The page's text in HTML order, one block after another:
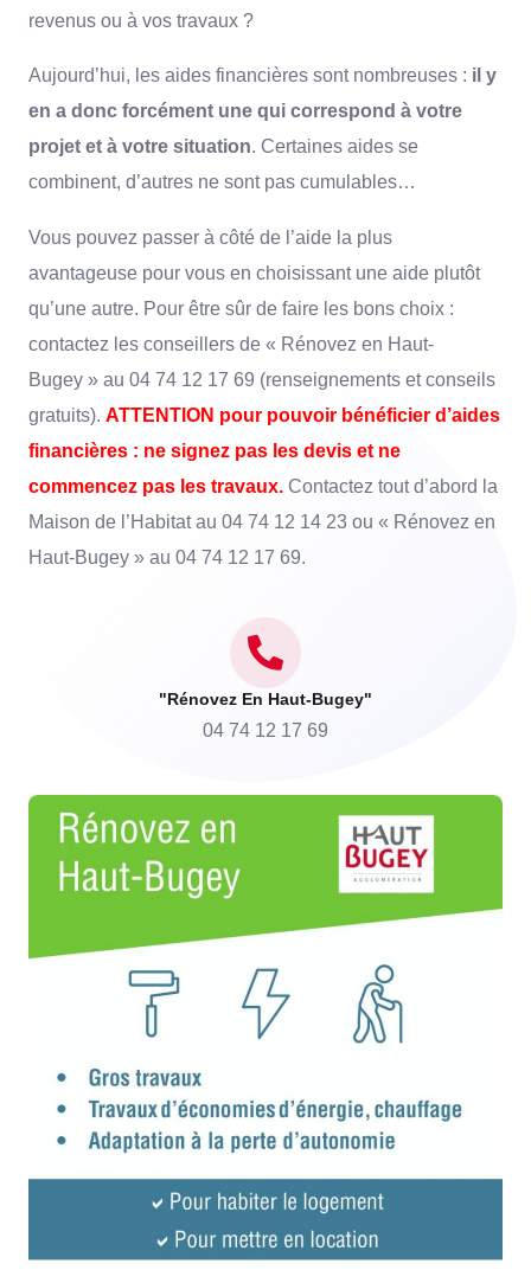
revenus ou à vos travaux ?
Aujourd’hui, les aides financières sont nombreuses : il y
en a donc forcément une qui correspond à votre
projet et à votre situation. Certaines aides se
combinent, d’autres ne sont pas cumulables…
Vous pouvez passer à côté de l’aide la plus
avantageuse pour vous en choisissant une aide plutôt
qu’une autre. Pour être sûr de faire les bons choix :
contactez les conseillers de « Rénovez en Haut-
Bugey » au 04 74 12 17 69 (renseignements et conseils
gratuits). ATTENTION pour pouvoir bénéficier d’aides
financières : ne signez pas les devis et ne
commencez pas les travaux. Contactez tout d’abord la
Maison de l’Habitat au 04 74 12 14 23 ou « Rénovez en
Haut-Bugey » au 04 74 12 17 69.
"Rénovez En Haut-Bugey"
04 74 12 17 69